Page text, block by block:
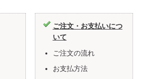
ご注文・お支払いにつ
いて
ご注文の流れ
お支払方法